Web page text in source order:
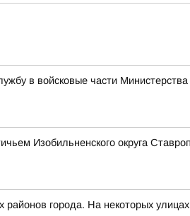
в войсковые части
Изобильненского округа
города. На некоторых